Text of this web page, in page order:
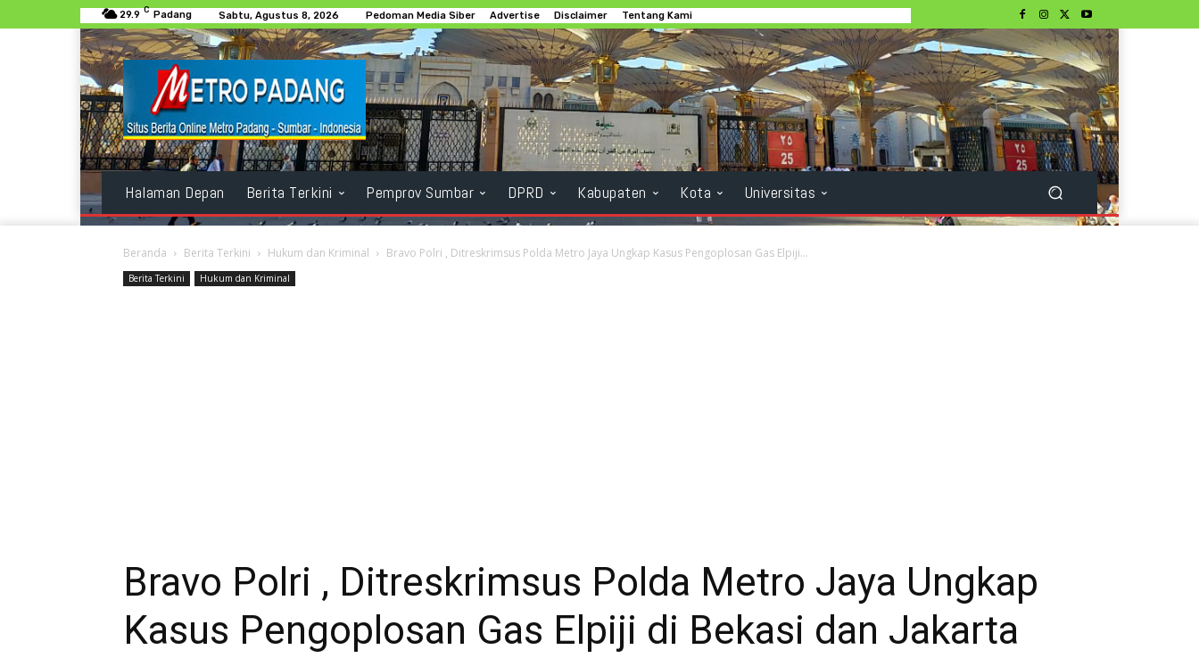
29.9 C Padang Sabtu, Agustus 8, 2026 Pedoman Media Siber Advertise Disclaimer Tentang Kami
Halaman Depan Berita Terkini Pemprov Sumbar DPRD Kabupaten Kota Universitas
Beranda Berita Terkini Hukum dan Kriminal Bravo Polri , Ditreskrimsus Polda Metro Jaya Ungkap Kasus Pengoplosan Gas Elpiji...
Berita Terkini Hukum dan Kriminal
Bravo Polri , Ditreskrimsus Polda Metro Jaya Ungkap
Kasus Pengoplosan Gas Elpiji di Bekasi dan Jakarta